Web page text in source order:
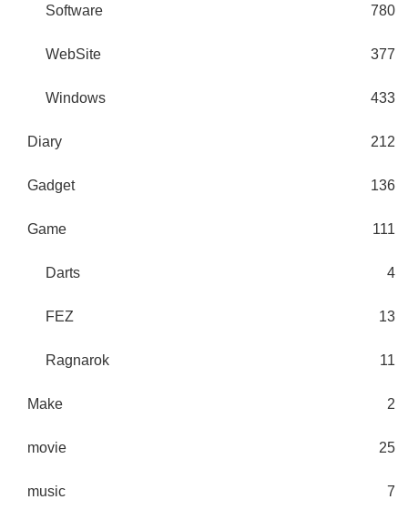
Software 780
WebSite 377
Windows 433
Diary 212
Gadget 136
Game 111
Darts 4
FEZ 13
Ragnarok 11
Make 2
movie 25
music 7